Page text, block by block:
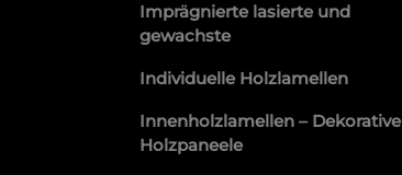
Imprägnierte lasierte und
gewachste
Individuelle Holzlamellen
Innenholzlamellen – Dekorative
Holzpaneele